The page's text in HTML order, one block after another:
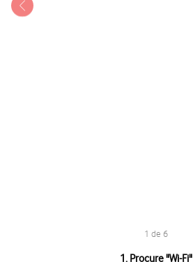
1 de 6
1. Procure "Wi-Fi"